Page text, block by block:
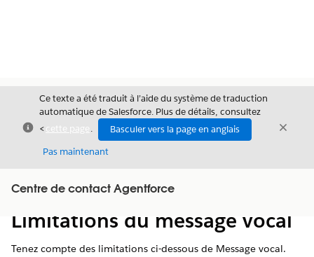
Fermer
Ce texte a été traduit à l’aide du système de traduction
automatique de Salesforce. Plus de détails, consultez
<cette page .
Basculer vers la page en anglais
Pas maintenant
Fermer
Centre de contact Agentforce
Afficher la table des matières
Table des
Limitations du message vocal
Tenez compte des limitations ci-dessous de Message vocal.